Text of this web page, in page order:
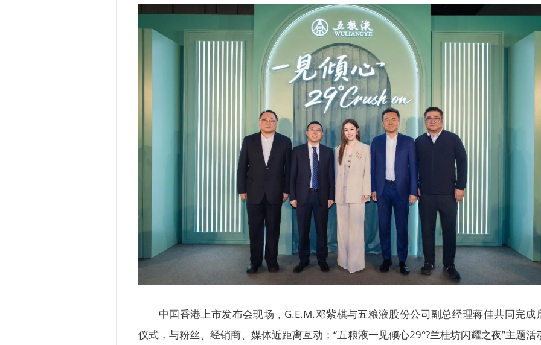
中国香港上市发布会现场，G.E.M.邓紫棋与五粮液股份公司副总经理蒋佳共同完成
仪式，与粉丝、经销商、媒体近距离互动；“五粮液一见倾心29°?兰桂坊闪耀之夜”主题活